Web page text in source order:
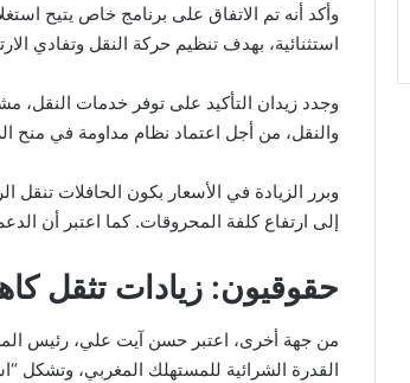
وأكد أنه تم الاتفاق على برنامج خاص يتيح
استثنائية، بهدف تنظيم حركة النقل وتفادي
وجدد زيدان التأكيد على توفر خدمات النقل،
والنقل، من أجل اعتماد نظام مداومة في منح
وبرر الزيادة في الأسعار بكون الحافلات تنقل
إلى ارتفاع كلفة المحروقات. كما اعتبر أن
حقوقيون: زيادات تثقل
من جهة أخرى، اعتبر حسن آيت علي، رئيس
القدرة الشرائية للمستهلك المغربي، وتشكل